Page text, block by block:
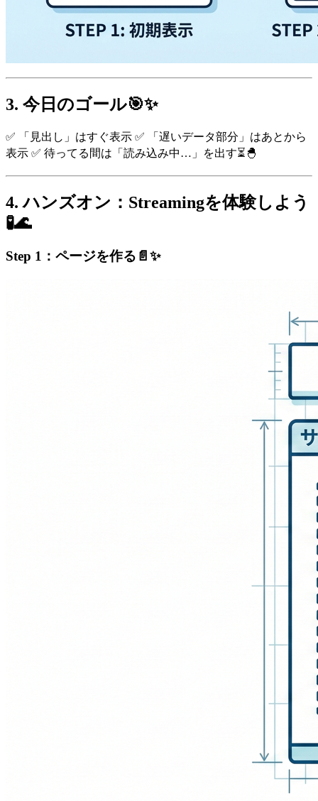
3. 今日のゴール🎯✨
✅ 「見出し」はすぐ表示 ✅ 「遅いデータ部分」はあとから
表示 ✅ 待ってる間は「読み込み中…」を出す⏳🐣
4. ハンズオン：Streamingを体験しよう
🧪🌊
Step 1：ページを作る📄✨